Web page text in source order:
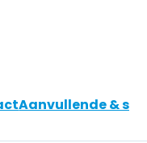
Aanvullende &